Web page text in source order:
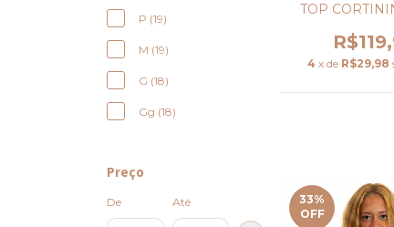
P (19)
M (19)
G (18)
Gg (18)
Preço
De Até
TOP
4 x de R$29,98
33%
OFF